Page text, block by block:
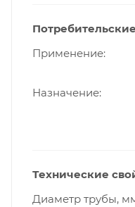
Потребительские
Применение
Назначение
Технические
Диаметр трубы,